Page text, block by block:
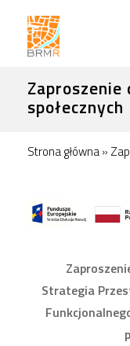
społecznych
Strona główna»
Strategia